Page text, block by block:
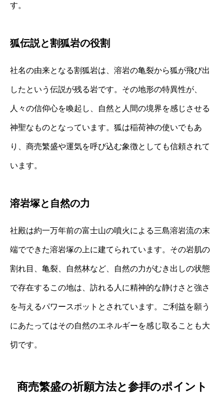
す。
狐伝説と割狐岩の役割
社名の由来となる割狐岩は、溶岩の亀裂から狐が飛び出
したという伝説が残る岩です。その地形の特異性が、
人々の信仰心を喚起し、自然と人間の境界を感じさせる
神聖なものとなっています。狐は稲荷神の使いでもあ
り、商売繁盛や運気を呼び込む象徴としても信頼されて
います。
溶岩塚と自然の力
社殿は約一万年前の富士山の噴火による三島溶岩流の末
端でできた溶岩塚の上に建てられています。その岩肌の
割れ目、亀裂、自然林など、自然の力がむき出しの状態
で存在するこの地は、訪れる人に精神的な静けさと強さ
を与えるパワースポットとされています。ご利益を願う
にあたってはその自然のエネルギーを感じ取ることも大
切です。
商売繁盛の祈願方法と参拝のポイント